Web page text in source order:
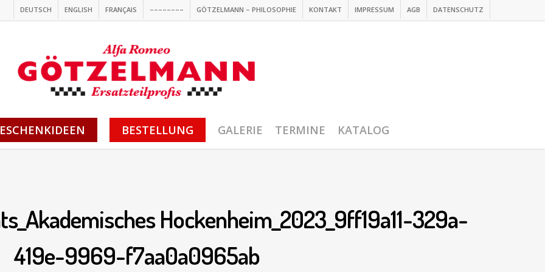
DEUTSCH ENGLISH FRANÇAIS –––––––– GÖTZELMANN – PHILOSOPHIE KONTAKT IMPRESSUM AGB DATENSCHUTZ
BESTELLUNG GALERIE TERMINE KATALOG
Hockenheim_2023_9ff19a11-329a-
419e-9969-f7aa0a0965ab